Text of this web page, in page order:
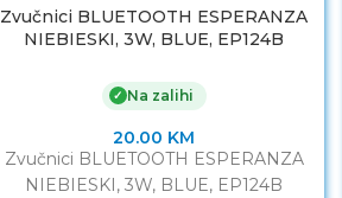
Zvučnici BLUETOOTH ESPERANZA
NIEBIESKI, 3W, BLUE, EP124B
✓ Na zalihi
20.00 KM
Zvučnici BLUETOOTH ESPERANZA
NIEBIESKI, 3W, BLUE, EP124B